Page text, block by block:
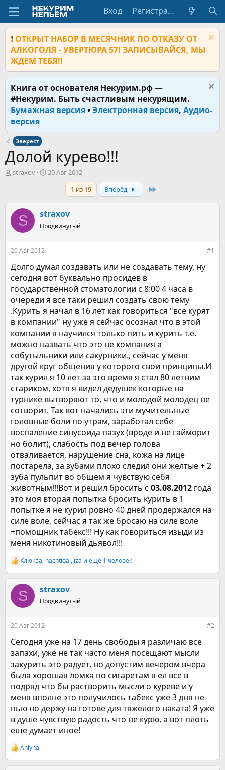
Вход Регистрация
❗ ОТКРЫТ НАБОР В МЕСЯЧНИК ПО ОТКАЗУ ОТ
АЛКОГОЛЯ - УВЕРТЮРА 57! ЗАПИСЫВАЙСЯ, МЫ
ЖДЕМ ТЕБЯ!!
Книга от основателя Некурим.рф —
#Некурим. Быть счастливым некурящим.
Бумажная версия•Электронная версия, Аудио-
версия
Эверест
Долой курево!!!
А
т
е
straxov
Д
а
ч
20 Авг 2012
1 из 19
Вперёд
S straxov
Продвинутый
20 Авг 2012 #1
Долго думал создавать или не создавать тему, ну
сегодня вот буквально просидев в
государственной стоматологии с 8:00 4 часа в
очереди я все таки решил создать свою тему
.Курить я начал в 16 лет как говориться "все курят
в компании" ну уже я сейчас осознал что в этой
компании я научился только пить и курить т.е.
можно назвать что это не компания а
собутыльники или сакурники., сейчас у меня
другой круг общения у которого свои принципы.И
так курил я 10 лет за это время я стал 80 летним
стариком, хотя я видел дедушек которые на
турнике вытворяют то, что и молодой молодец не
сотворит. Так вот начались эти мучительные
головные боли по утрам, заработал себе
воспаление синусоида пазух (вроде и не гайморит
но болит), слабость под вечер голова
отваливается, нарушение сна, кожа на лице
постарела, за зубами плохо следил они желтые + 2
зуба пульпит во общем я чувствую себя
животным!!!Вот и решил бросить с 03.08.2012 года
это моя вторая попытка бросить курить в 1
попытке я не курил ровно 40 дней продержался на
силе воле, сейчас я так же бросаю на силе воле
+помощник табекс!!! Ну как говориться изыди из
меня никотиновый дьявол!!!
Р
е
к
ц
и
Клюква, nachtigal, iza и ещё 1 человек
S straxov
Продвинутый
20 Авг 2012 #2
Сегодня уже на 17 день свободы я различаю все
запахи, уже не так часто меня посещают мысли
закурить это радует, но допустим вечером вчера
была хорошая ломка по сигаретам я ел все в
подряд что бы растворить мысли о куреве и у
меня вполне это получилось табекс уже 3 дня не
пью но держу на готове для тяжелого наката! Я уже
в душе чувствую радость что не курю, а вот плоть
еще думает иное!
Р
е
Anlyna